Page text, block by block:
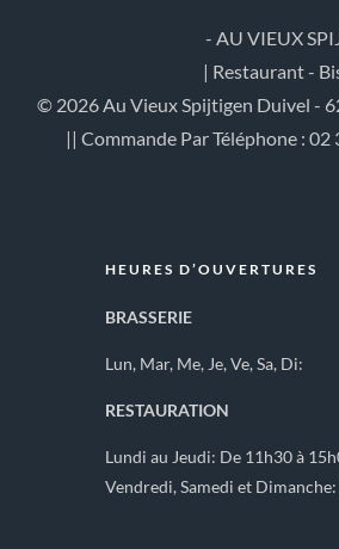
- AU VIEUX
| Restaurant -
© 2026 Au Vieux Spijtigen Duivel -
|| Commande Par Téléphone : 02
HEURES D’OUVERTURES
BRASSERIE
Lun, Mar, Me, Je, Ve, Sa,
RESTAURATION
Lundi au Jeudi: De 11h30 à
Vendredi, Samedi et